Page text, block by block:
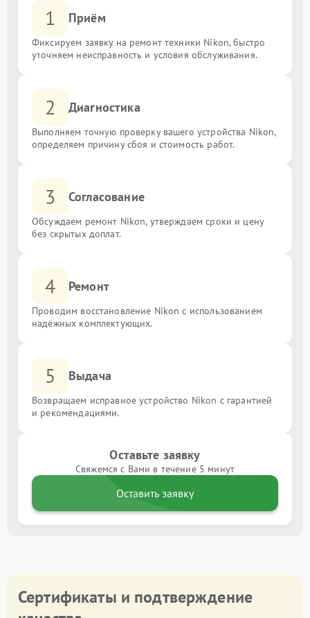
1 Приём
Фиксируем заявку на ремонт техники Nikon, быстро
уточняем неисправность и условия обслуживания.
2 Диагностика
Выполняем точную проверку вашего устройства Nikon,
определяем причину сбоя и стоимость работ.
3 Согласование
Обсуждаем ремонт Nikon, утверждаем сроки и цену
без скрытых доплат.
4 Ремонт
Проводим восстановление Nikon с использованием
надёжных комплектующих.
5 Выдача
Возвращаем исправное устройство Nikon с гарантией
и рекомендациями.
Оставьте заявку
Свяжемся с Вами в течение 5 минут
Оставить заявку
Сертификаты и подтверждение